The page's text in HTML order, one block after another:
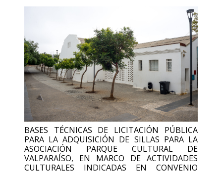
BASES TÉCNICAS DE LICITACIÓN PÚBLICA
PARA LA ADQUISICIÓN DE SILLAS PARA LA
ASOCIACIÓN PARQUE CULTURAL DE
VALPARAÍSO, EN MARCO DE ACTIVIDADES
CULTURALES INDICADAS EN CONVENIO